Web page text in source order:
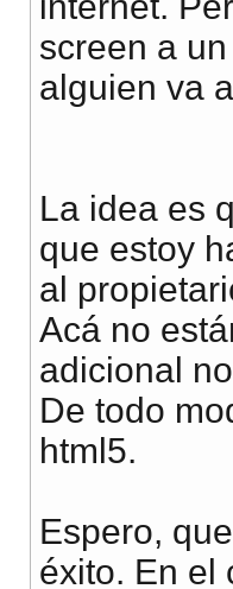
screen a
alguien va
La idea es
que estoy
al
Acá no
adicional
De todo
html5.
Espero,
éxito. En el